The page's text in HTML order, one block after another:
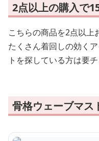
2点以上の購入で
こちらの商品を2点以上
たくさん着回しの効く
トを探している方は要
骨格ウェーブマス